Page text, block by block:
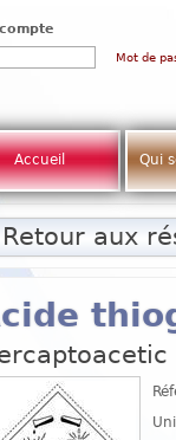
Mot de
Accueil Qui
Retour aux